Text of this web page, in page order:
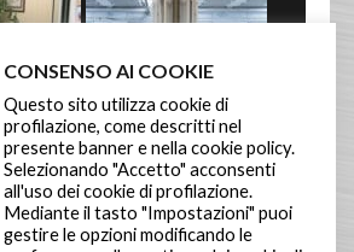
CONSENSO AI COOKIE
Questo sito utilizza cookie di
profilazione, come descritti nel
presente banner e nella cookie policy.
Selezionando "Accetto" acconsenti
all'uso dei cookie di profilazione.
Mediante il tasto "Impostazioni" puoi
gestire le opzioni modificando le